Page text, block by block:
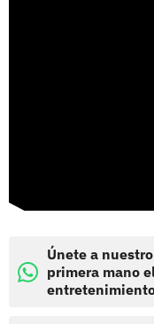
Únete a
primera mano